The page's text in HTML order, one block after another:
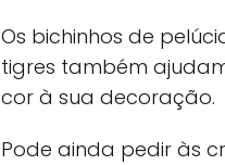
Os bichinhos de
tigres também
cor à sua decoração.
Pode ainda pedir às